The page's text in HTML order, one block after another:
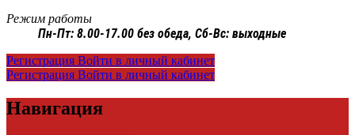
Режим работы
Пн-Пт: 8.00-17.00 без обеда, Сб-Вс: выходные
Регистрация Войти в личный кабинет
Регистрация Войти в личный кабинет
Навигация